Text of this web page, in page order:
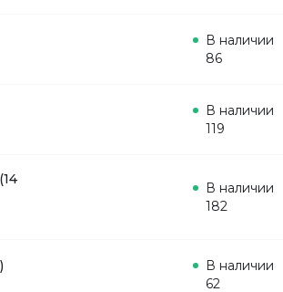
В наличии
86
В наличии
119
В наличии
182
В наличии
62